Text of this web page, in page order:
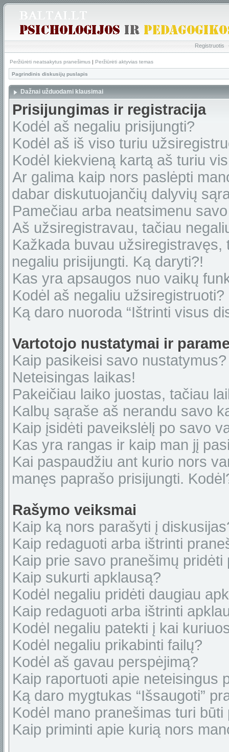
Registruotis
Peržiūrėti neatsakytus pranešimus | Peržiūrėti aktyvias temas
Pagrindinis diskusijų puslapis
Dažnai užduodami klausimai
Prisijungimas ir registracija
Kodėl aš negaliu prisijungti?
Kodėl aš iš viso turiu
Kodėl kiekvieną kartą aš turiu
Ar galima kaip nors paslėpti
dabar diskutuojančių dalyvių
Pamečiau arba neatsimenu
Aš užsiregistravau, tačiau
Kažkada buvau
negaliu prisijungti. Ką daryti?!
Kas yra apsaugos nuo vaikų
Kodėl aš negaliu užsiregistruoti?
Ką daro nuoroda “Ištrinti visus
Vartotojo nustatymai ir
Kaip pasikeisi savo nustatymus?
Neteisingas laikas!
Pakeičiau laiko juostas, tačiau
Kalbų sąraše aš nerandu savo
Kaip įsidėti paveikslėlį po savo
Kas yra rangas ir kaip man jį
Kai paspaudžiu ant kurio nors
manęs paprašo prisijungti.
Rašymo veiksmai
Kaip ką nors parašyti į
Kaip redaguoti arba ištrinti
Kaip prie savo pranešimų pridėti
Kaip sukurti apklausą?
Kodėl negaliu pridėti daugiau
Kaip redaguoti arba ištrinti
Kodėl negaliu patekti į kai
Kodėl negaliu prikabinti failų?
Kodėl aš gavau perspėjimą?
Kaip raportuoti apie neteisingus
Ką daro mygtukas “Išsaugoti”
Kodėl mano pranešimas turi būti
Kaip priminti apie kurią nors